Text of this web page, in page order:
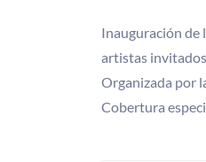
Inauguración de
artistas
Organizada por
Cobertura